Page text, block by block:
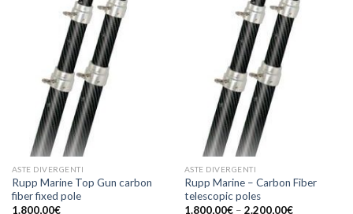
ASTE DIVERGENTI
Rupp Marine Top Gun carbon
fiber fixed pole
1.800,00€
ASTE DIVERGENTI
Rupp Marine – Carbon Fiber
telescopic poles
1.800,00€– 2.200,00€